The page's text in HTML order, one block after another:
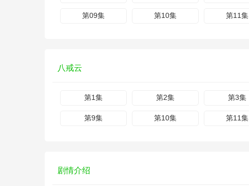
第09集 第10集 第11集
八戒云
第1集 第2集 第3集
第9集 第10集 第11集
剧情介绍